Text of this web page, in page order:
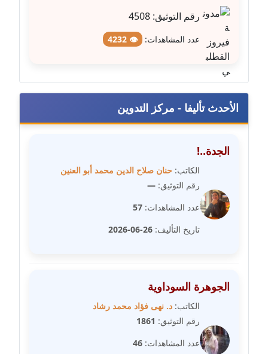
مدونة عبير عزاوي
عاملة
مدونة عبير محمد
عاملة
مدونة عبير مصطفى
عاملة
مدونة عزة الأمير
مدونة عزة بركة
عاملة
مدونة عفاف حسين
مدونة علا ابو السعادات
عاملة
رقم التوثيق: 4508
عدد المشاهدات: 👁 4232
الأحدث تأليفا - مركز التدوين
الجدة..!
الكاتب: حنان صلاح الدين محمد أبو العنين
رقم التوثيق: —
عدد المشاهدات: 57
تاريخ التأليف: 26-06-2026
الجوهرة السوداوية
الكاتب: د. نهى فؤاد محمد رشاد
رقم التوثيق: 1861
عدد المشاهدات: 46